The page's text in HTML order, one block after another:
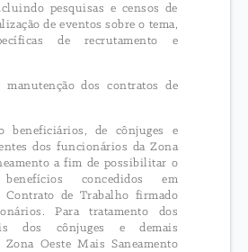
pesquisas e censos de
de eventos sobre o tema,
de recrutamento e
manutenção dos contratos de
beneficiários, de cônjuges e
dos funcionários da Zona
a fim de possibilitar o
concedidos em
Contrato de Trabalho firmado
Para tratamento dos
dos cônjuges e demais
Zona Oeste Mais Saneamento